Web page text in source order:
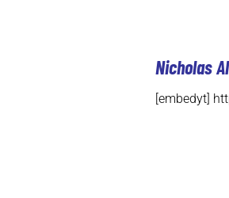
Nicholas
[embedyt]